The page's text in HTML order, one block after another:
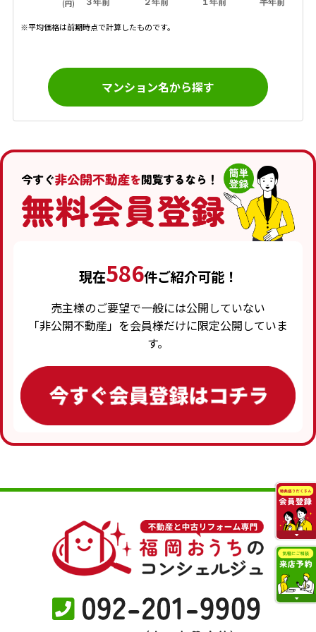
３年前 ２年前 １年前 半年前
(円)
※平均価格は前期時点で計算したものです。
マンション名から探す
現在586件ご紹介可能！
売主様のご要望で一般には公開していない
「非公開不動産」を会員様だけに限定公開していま
す。